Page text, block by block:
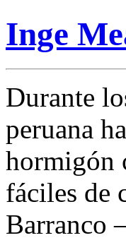
Inge
Durante
peruana
hormigón
fáciles de
Barranco